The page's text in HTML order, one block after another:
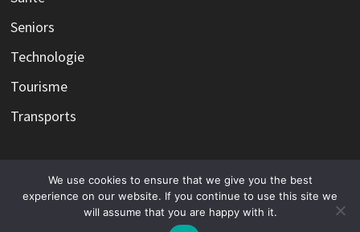
Seniors
Technologie
Tourisme
Transports
Copyright © 2026Infos et l'actualité avec l'expertise, le
savoir faire et l'expérience d'éditorialistes.. Alimenté par
We use cookies to ensure that we give you the best
experience on our website. If you continue to use this site we
will assume that you are happy with it.